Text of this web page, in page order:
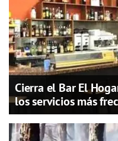
Cierra el Bar El
los servicios más